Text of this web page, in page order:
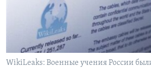
Learning English
СОЦИАЛЬНЫЕ СЕТИ
WikiLeaks: Военные учения России